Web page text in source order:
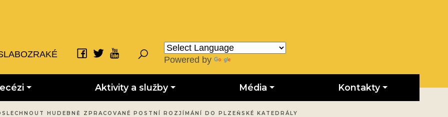
Powered by
Aktivity a služby Média Kontakty
HUDEBNĚ ZPRACOVANÉ POSTNÍ ROZJÍMÁNÍ DO PLZEŇSKÉ KATEDRÁLY